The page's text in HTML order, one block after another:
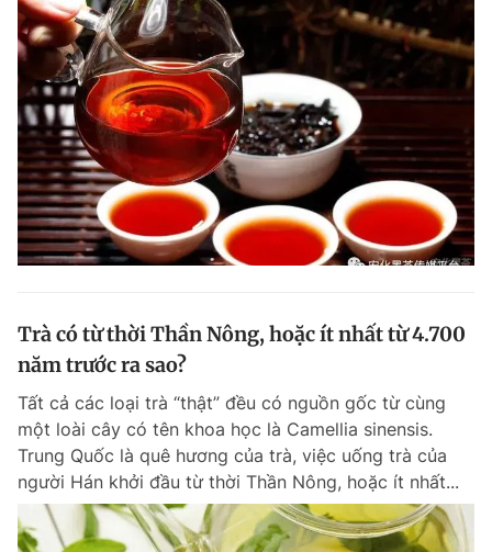
Trà có từ thời Thần Nông, hoặc ít nhất từ 4.700
năm trước ra sao?
Tất cả các loại trà “thật” đều có nguồn gốc từ cùng
một loài cây có tên khoa học là Camellia sinensis.
Trung Quốc là quê hương của trà, việc uống trà của
người Hán khởi đầu từ thời Thần Nông, hoặc ít nhất...